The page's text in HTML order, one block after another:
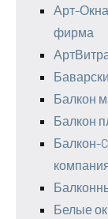
Арт-
фирма
Балкон
Балкон
Балкон-
Белые